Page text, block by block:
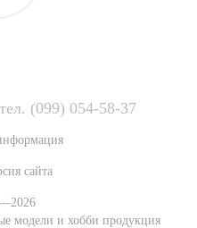
тел. (099) 054-58-37
сайта
модели и хобби продукция